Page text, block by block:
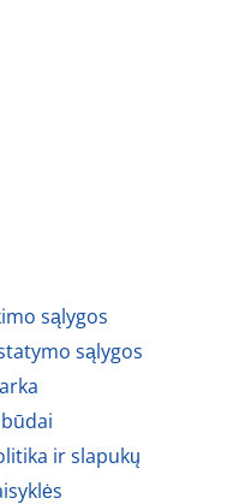
sąlygos
sąlygos
ir slapukų